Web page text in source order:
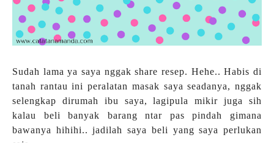
Sudah lama ya saya nggak share resep. Hehe.. Habis di
tanah rantau ini peralatan masak saya seadanya, nggak
selengkap dirumah ibu saya, lagipula mikir juga sih
kalau beli banyak barang ntar pas pindah gimana
bawanya hihihi.. jadilah saya beli yang saya perlukan